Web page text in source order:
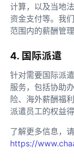
计算，以及当地
资金支付等。我
范围内的薪酬管
4. 国际派遣
针对需要国际派遣
服务，包括协助
险、海外薪酬福
派遣员工的权益
了解更多信息，
https://